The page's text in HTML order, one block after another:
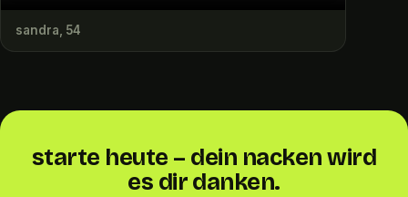
sandra, 54
starte heute – dein nacken wird
es dir danken.